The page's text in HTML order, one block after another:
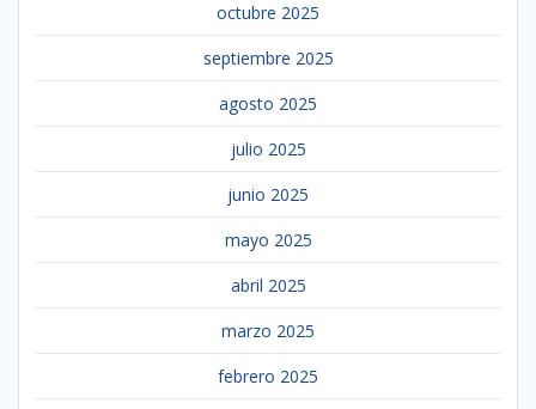
octubre 2025
septiembre 2025
agosto 2025
julio 2025
junio 2025
mayo 2025
abril 2025
marzo 2025
febrero 2025